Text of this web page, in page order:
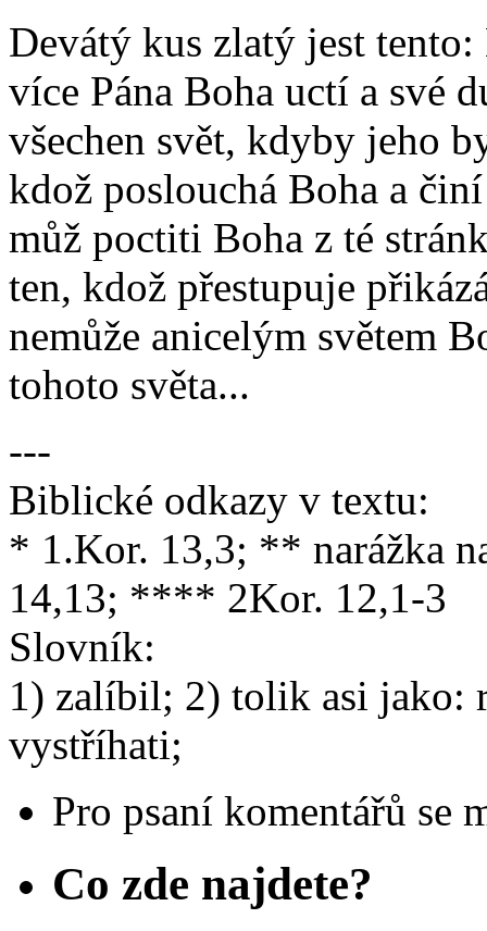
Devátý kus zlatý jest
více Pána Boha uctí a své
všechen svět, kdyby jeho
kdož poslouchá Boha a
můž poctiti Boha z té
ten, kdož přestupuje
nemůže anicelým světem
tohoto světa...
---
Biblické odkazy v textu:
* 1.Kor. 13,3; ** narážka
14,13; **** 2Kor. 12,1-3
Slovník:
1) zalíbil; 2) tolik asi jako:
vystříhati;
Pro psaní komentářů se
Co zde najdete?